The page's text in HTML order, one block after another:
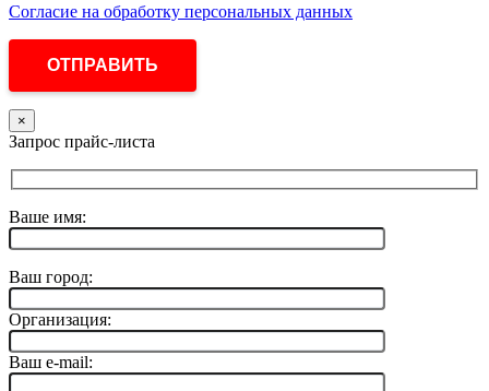
Согласие на обработку персональных данных
×
Запрос прайс-листа
Ваше имя:
Ваш город:
Организация:
Ваш e-mail: